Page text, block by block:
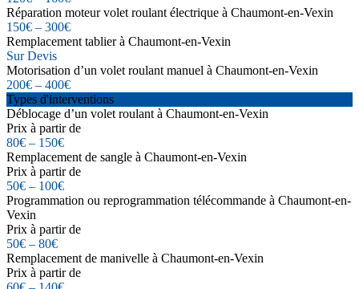
Réparation moteur volet roulant électrique à Chaumont-en-Vexin
150€ – 300€
Remplacement tablier à Chaumont-en-Vexin
Sur Devis
Motorisation d’un volet roulant manuel à Chaumont-en-Vexin
200€ – 400€
Types d'interventions
Déblocage d’un volet roulant à Chaumont-en-Vexin
Prix à partir de
80€ – 150€
Remplacement de sangle à Chaumont-en-Vexin
Prix à partir de
50€ – 100€
Programmation ou reprogrammation télécommande à Chaumont-en-
Vexin
Prix à partir de
50€ – 80€
Remplacement de manivelle à Chaumont-en-Vexin
Prix à partir de